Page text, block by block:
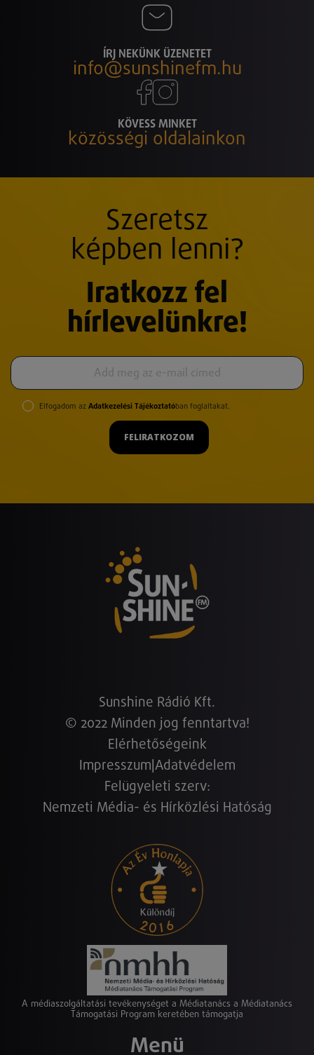
ÍRJ NEKÜNK ÜZENETET
info@sunshinefm.hu
KÖVESS MINKET
közösségi oldalainkon
Szeretsz
képben lenni?
Iratkozz fel
hírlevelünkre!
Elfogadom az Adatkezelési Tájékoztatóban foglaltakat.
FELIRATKOZOM
Sunshine Rádió Kft.
© 2022 Minden jog fenntartva!
Elérhetőségeink
Impresszum Adatvédelem
Felügyeleti szerv:
Nemzeti Média- és Hírközlési Hatóság
A médiaszolgáltatási tevékenységet a Médiatanács a Médiatanács
Támogatási Program keretében támogatja
Menü